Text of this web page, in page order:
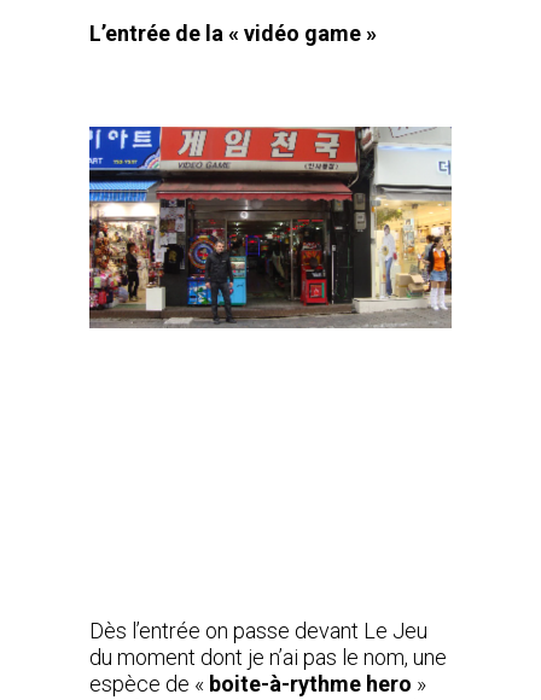
L’entrée de la « vidéo game »
Dès l’entrée on passe devant Le Jeu
du moment dont je n’ai pas le nom, une
espèce de « boite-à-rythme hero »